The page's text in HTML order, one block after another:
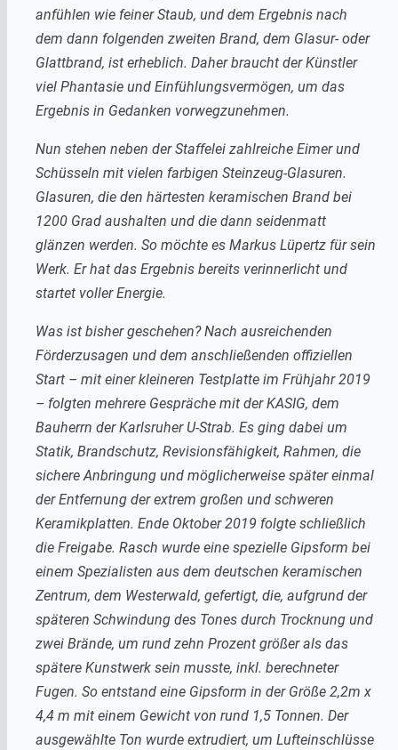
anfühlen wie feiner Staub, und dem Ergebnis nach
dem dann folgenden zweiten Brand, dem Glasur- oder
Glattbrand, ist erheblich. Daher braucht der Künstler
viel Phantasie und Einfühlungsvermögen, um das
Ergebnis in Gedanken vorwegzunehmen.
Nun stehen neben der Staffelei zahlreiche Eimer und
Schüsseln mit vielen farbigen Steinzeug-Glasuren.
Glasuren, die den härtesten keramischen Brand bei
1200 Grad aushalten und die dann seidenmatt
glänzen werden. So möchte es Markus Lüpertz für sein
Werk. Er hat das Ergebnis bereits verinnerlicht und
startet voller Energie.
Was ist bisher geschehen? Nach ausreichenden
Förderzusagen und dem anschließenden offiziellen
Start – mit einer kleineren Testplatte im Frühjahr 2019
– folgten mehrere Gespräche mit der KASIG, dem
Bauherrn der Karlsruher U-Strab. Es ging dabei um
Statik, Brandschutz, Revisionsfähigkeit, Rahmen, die
sichere Anbringung und möglicherweise später einmal
der Entfernung der extrem großen und schweren
Keramikplatten. Ende Oktober 2019 folgte schließlich
die Freigabe. Rasch wurde eine spezielle Gipsform bei
einem Spezialisten aus dem deutschen keramischen
Zentrum, dem Westerwald, gefertigt, die, aufgrund der
späteren Schwindung des Tones durch Trocknung und
zwei Brände, um rund zehn Prozent größer als das
spätere Kunstwerk sein musste, inkl. berechneter
Fugen. So entstand eine Gipsform in der Größe 2,2m x
4,4 m mit einem Gewicht von rund 1,5 Tonnen. Der
ausgewählte Ton wurde extrudiert, um Lufteinschlüsse